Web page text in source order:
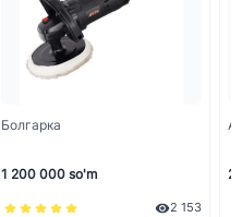
Болгарка
1 200 000 so'm
2 153
2